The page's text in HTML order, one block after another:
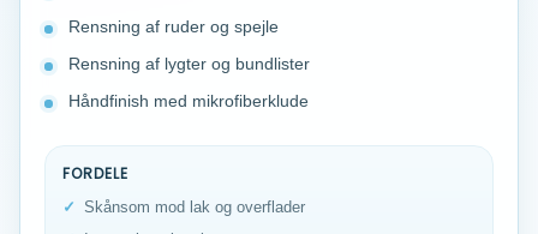
Rensning af ruder og spejle
Rensning af lygter og bundlister
Håndfinish med mikrofiberklude
FORDELE
Skånsom mod lak og overflader